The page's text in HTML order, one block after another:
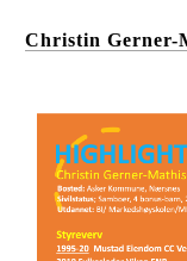
Christin Gerner-